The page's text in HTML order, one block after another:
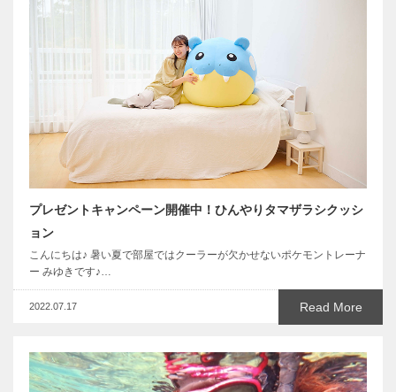
プレゼントキャンペーン開催中！ひんやりタマザラシクッシ
ョン
こんにちは♪ 暑い夏で部屋ではクーラーが欠かせないポケモントレーナ
ー みゆきです♪…
Read More
2022.07.17